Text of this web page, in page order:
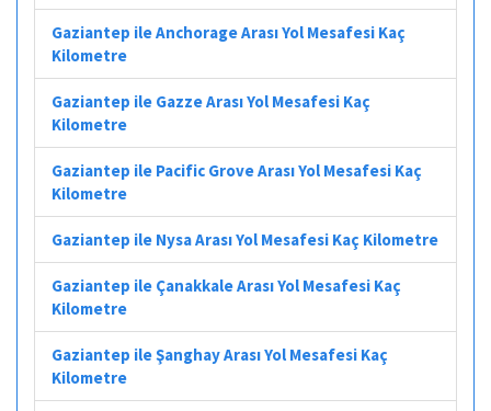
Gaziantep ile Anchorage Arası Yol Mesafesi Kaç
Kilometre
Gaziantep ile Gazze Arası Yol Mesafesi Kaç
Kilometre
Gaziantep ile Pacific Grove Arası Yol Mesafesi Kaç
Kilometre
Gaziantep ile Nysa Arası Yol Mesafesi Kaç Kilometre
Gaziantep ile Çanakkale Arası Yol Mesafesi Kaç
Kilometre
Gaziantep ile Şanghay Arası Yol Mesafesi Kaç
Kilometre